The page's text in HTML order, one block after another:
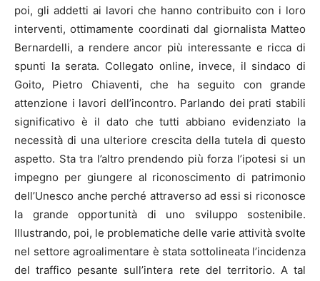
poi, gli addetti ai lavori che hanno contribuito con i loro
interventi, ottimamente coordinati dal giornalista Matteo
Bernardelli, a rendere ancor più interessante e ricca di
spunti la serata. Collegato online, invece, il sindaco di
Goito, Pietro Chiaventi, che ha seguito con grande
attenzione i lavori dell’incontro. Parlando dei prati stabili
significativo è il dato che tutti abbiano evidenziato la
necessità di una ulteriore crescita della tutela di questo
aspetto. Sta tra l’altro prendendo più forza l’ipotesi si un
impegno per giungere al riconoscimento di patrimonio
dell’Unesco anche perché attraverso ad essi si riconosce
la grande opportunità di uno sviluppo sostenibile.
Illustrando, poi, le problematiche delle varie attività svolte
nel settore agroalimentare è stata sottolineata l’incidenza
del traffico pesante sull’intera rete del territorio. A tal